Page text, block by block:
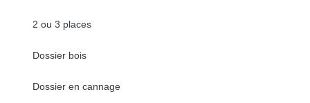
2 ou 3 places
Dossier bois
Dossier en cannage